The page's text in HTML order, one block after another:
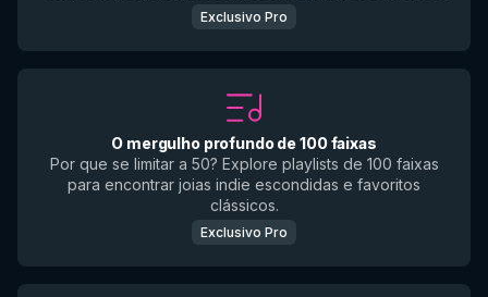
Exclusivo Pro
O mergulho profundo de 100 faixas
Por que se limitar a 50? Explore playlists de 100 faixas
para encontrar joias indie escondidas e favoritos
clássicos.
Exclusivo Pro